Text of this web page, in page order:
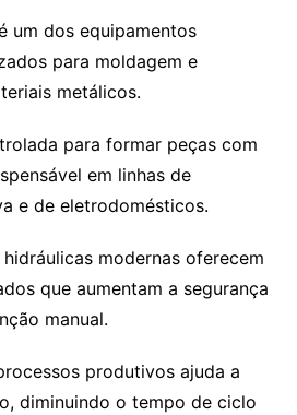
um dos equipamentos
para moldagem e
metálicos.
para formar peças com
em linhas de
e de eletrodomésticos.
modernas oferecem
que aumentam a segurança
manual.
produtivos ajuda a
diminuindo o tempo de ciclo